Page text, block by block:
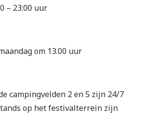
– 23:00 uur
om 13.00 uur
campingvelden 2 en 5 zijn 24/7
op het festivalterrein zijn